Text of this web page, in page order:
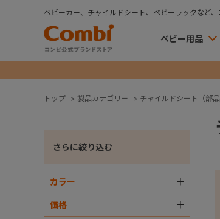
ベビーカー、チャイルドシート、ベビーラックなど
ベビー用品
トップ > 製品カテゴリー > チャイルドシート（部品
さらに絞り込む
カラー
価格